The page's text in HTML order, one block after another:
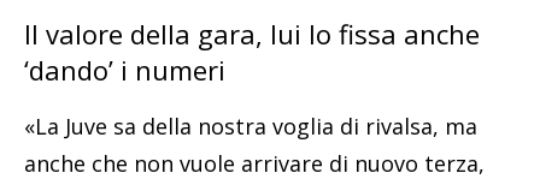
Il valore della gara, lui lo fissa anche
‘dando’ i numeri
«La Juve sa della nostra voglia di rivalsa, ma
anche che non vuole arrivare di nuovo terza,